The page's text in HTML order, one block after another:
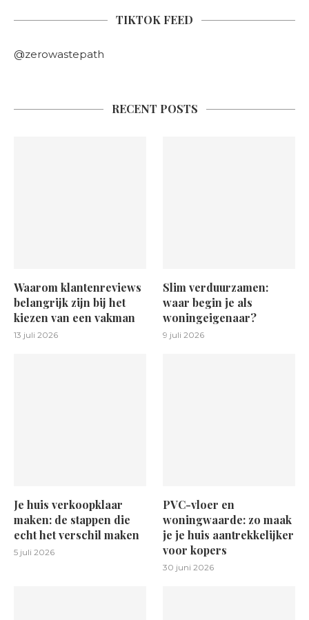
TIKTOK FEED
@zerowastepath
RECENT POSTS
Waarom klantenreviews
belangrijk zijn bij het
kiezen van een vakman
13 juli 2026
Slim verduurzamen:
waar begin je als
woningeigenaar?
9 juli 2026
Je huis verkoopklaar
maken: de stappen die
echt het verschil maken
5 juli 2026
PVC-vloer en
woningwaarde: zo maak
je je huis aantrekkelijker
voor kopers
30 juni 2026